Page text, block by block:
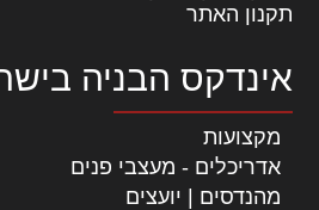
תקנון האתר
אינדקס הבניה
מקצועות
אדריכלים - מעצבי פנים
מהנדסים | יועצים